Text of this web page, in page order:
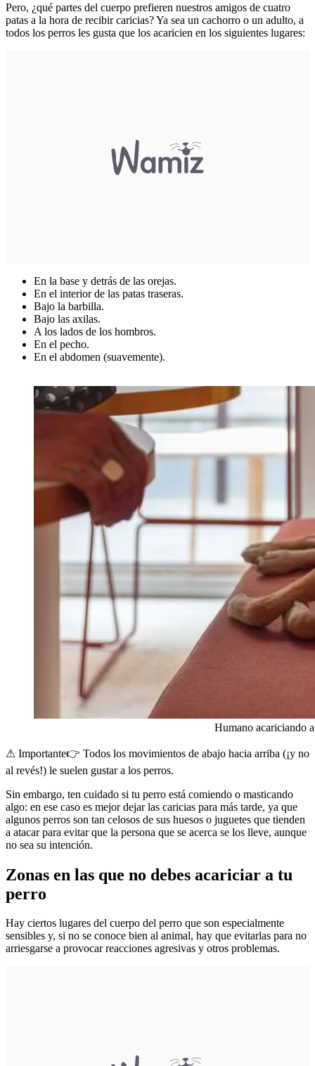
Pero, ¿qué partes del cuerpo prefieren nuestros amigos de cuatro
patas a la hora de recibir caricias? Ya sea un cachorro o un adulto, a
todos los perros les gusta que los acaricien en los siguientes lugares:
En la base y detrás de las orejas.
En el interior de las patas traseras.
Bajo la barbilla.
Bajo las axilas.
A los lados de los hombros.
En el pecho.
En el abdomen (suavemente).
Humano acariciando
⚠ Importante👉 Todos los movimientos de abajo hacia arriba (¡y no
al revés!) le suelen gustar a los perros.
Sin embargo, ten cuidado si tu perro está comiendo o masticando
algo: en ese caso es mejor dejar las caricias para más tarde, ya que
algunos perros son tan celosos de sus huesos o juguetes que tienden
a atacar para evitar que la persona que se acerca se los lleve, aunque
no sea su intención.
Zonas en las que no debes acariciar a tu
perro
Hay ciertos lugares del cuerpo del perro que son especialmente
sensibles y, si no se conoce bien al animal, hay que evitarlas para no
arriesgarse a provocar reacciones agresivas y otros problemas.